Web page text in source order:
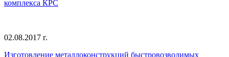
комплекса КРС
02.08.2017 г.
Изготовление металлоконструкций быстровозводимых